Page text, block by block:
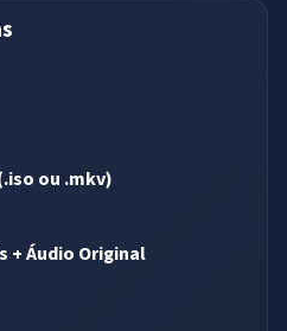
ou .mkv)
+ Áudio Original